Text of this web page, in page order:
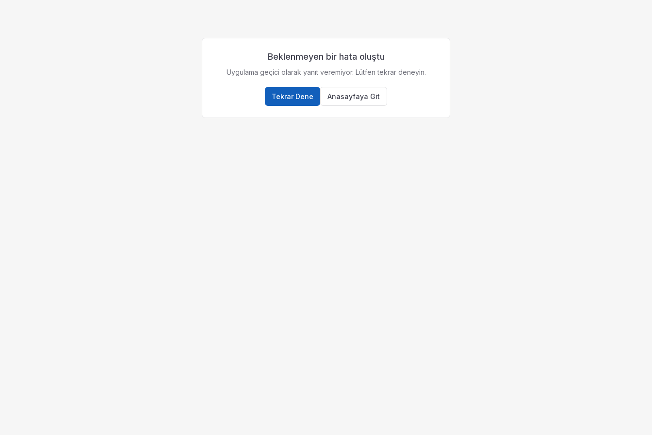
Beklenmeyen bir hata oluştu
Uygulama geçici olarak yanıt veremiyor. Lütfen tekrar deneyin.
Tekrar Dene Anasayfaya Git